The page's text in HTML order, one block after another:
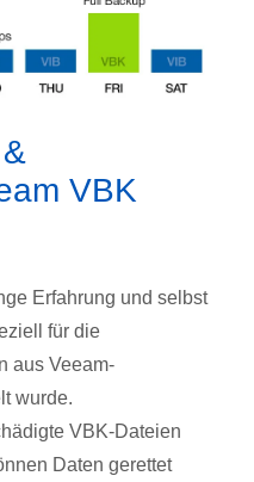
VBK
Erfahrung und selbst
für die
aus Veeam-
wurde.
VBK-Dateien
Daten gerettet